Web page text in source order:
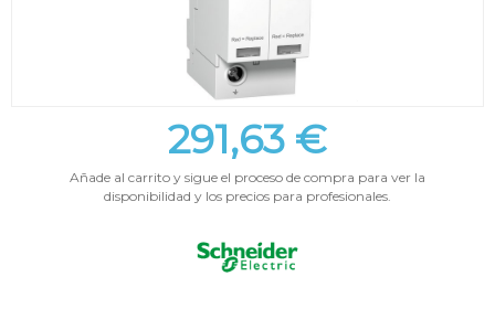
291,63 €
Añade al carrito y sigue el proceso de compra para ver la
disponibilidad y los precios para profesionales.